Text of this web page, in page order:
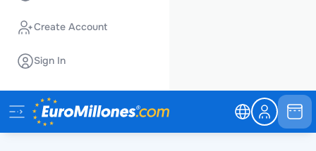
Create Account
Sign In